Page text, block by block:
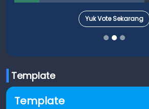
Yuk Vote Sekarang
Template
Template